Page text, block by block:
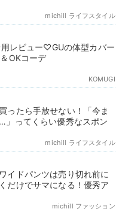
michill ライフスタイル
レビュー♡GUの体型カバー
OKコーデ
KOMUGI
ったら手放せない！「今ま
」ってくらい優秀なスポン
michill ライフスタイル
イドパンツは売り切れ前に
だけでサマになる！優秀ア
michill ファッション